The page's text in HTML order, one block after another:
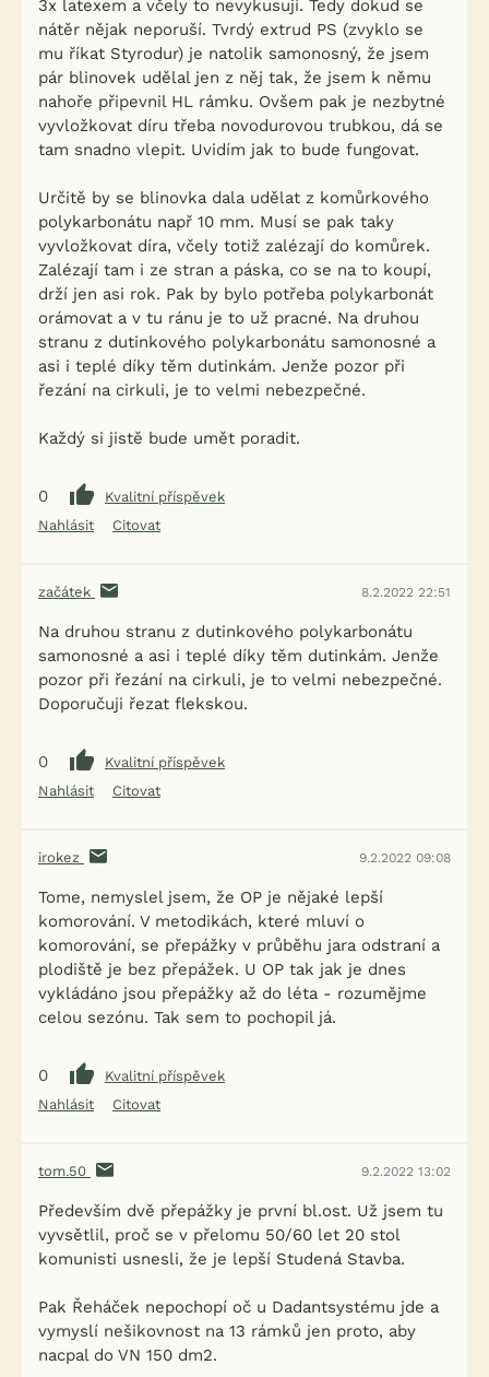
3x latexem a včely to nevykusují. Tedy dokud se
nátěr nějak neporuší. Tvrdý extrud PS (zvyklo se
mu říkat Styrodur) je natolik samonosný, že jsem
pár blinovek udělal jen z něj tak, že jsem k němu
nahoře připevnil HL rámku. Ovšem pak je nezbytné
vyvložkovat díru třeba novodurovou trubkou, dá se
tam snadno vlepit. Uvidím jak to bude fungovat.
Určitě by se blinovka dala udělat z komůrkového
polykarbonátu např 10 mm. Musí se pak taky
vyvložkovat díra, včely totiž zalézají do komůrek.
Zalézají tam i ze stran a páska, co se na to koupí,
drží jen asi rok. Pak by bylo potřeba polykarbonát
orámovat a v tu ránu je to už pracné. Na druhou
stranu z dutinkového polykarbonátu samonosné a
asi i teplé díky těm dutinkám. Jenže pozor při
řezání na cirkuli, je to velmi nebezpečné.
Každý si jistě bude umět poradit.
0
Kvalitní příspěvek
Nahlásit
Citovat
začátek 8.2.2022 22:51
Na druhou stranu z dutinkového polykarbonátu
samonosné a asi i teplé díky těm dutinkám. Jenže
pozor při řezání na cirkuli, je to velmi nebezpečné.
Doporučuji řezat flekskou.
0
Kvalitní příspěvek
Nahlásit
Citovat
irokez 9.2.2022 09:08
Tome, nemyslel jsem, že OP je nějaké lepší
komorování. V metodikách, které mluví o
komorování, se přepážky v průběhu jara odstraní a
plodiště je bez přepážek. U OP tak jak je dnes
vykládáno jsou přepážky až do léta - rozumějme
celou sezónu. Tak sem to pochopil já.
0
Kvalitní příspěvek
Nahlásit
Citovat
tom.50 9.2.2022 13:02
Především dvě přepážky je první bl.ost. Už jsem tu
vyvsětlil, proč se v přelomu 50/60 let 20 stol
komunisti usnesli, že je lepší Studená Stavba.
Pak Řeháček nepochopí oč u Dadantsystému jde a
vymyslí nešikovnost na 13 rámků jen proto, aby
nacpal do VN 150 dm2.